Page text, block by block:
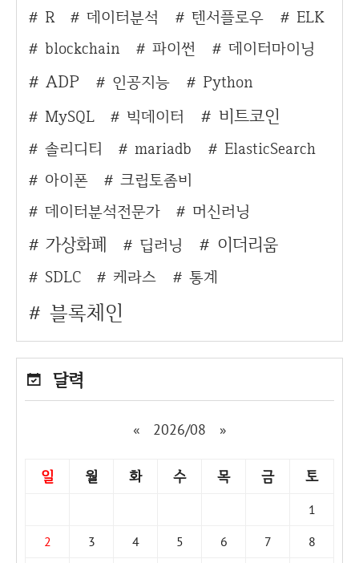
R 데이터분석 텐서플로우
ELK
blockchain
파이썬 데이터마이닝
ADP 인공지능
Python
MySQL
빅데이터 비트코인
솔리디티 mariadb
ElasticSearch
아이폰
크립토좀비
데이터분석전문가
머신러닝
가상화폐 딥러닝 이더리움
SDLC 케라스 통계
블록체인
달력
« 2026/08 »
일 월 화 수 목 금 토
1
2
3 4 5 6 7
8